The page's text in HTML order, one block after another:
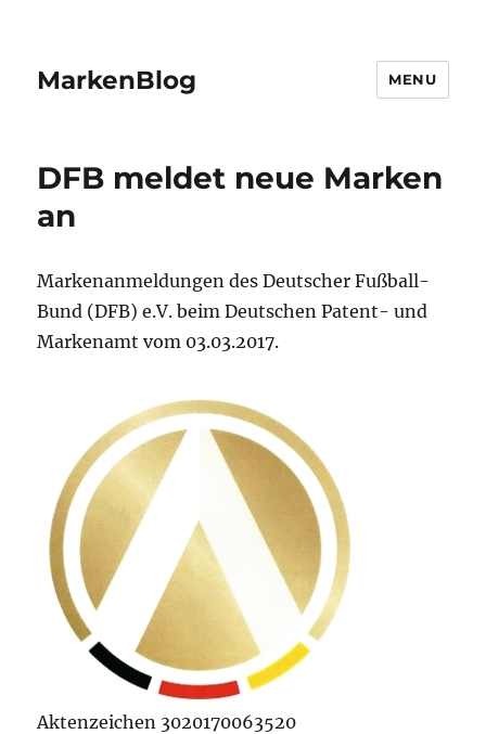
MarkenBlog MENU
DFB meldet neue Marken
an
Markenanmeldungen des Deutscher Fußball-
Bund (DFB) e.V. beim Deutschen Patent- und
Markenamt vom 03.03.2017.
Aktenzeichen 3020170063520